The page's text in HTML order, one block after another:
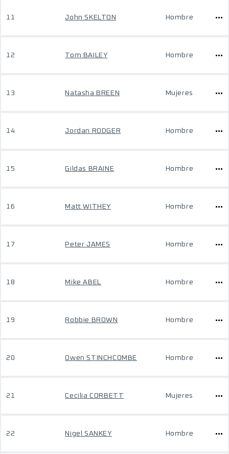
11 John SKELTON Hombre
12 Tom BAILEY Hombre
13 Natasha BREEN Mujeres
14 Jordan RODGER Hombre
15 Gildas BRAINE Hombre
16 Matt WITHEY Hombre
17 Peter JAMES Hombre
18 Mike ABEL Hombre
19 Robbie BROWN Hombre
20 Owen STINCHCOMBE Hombre
21 Cecilia CORBETT Mujeres
22 Nigel SANKEY Hombre